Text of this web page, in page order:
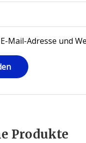
Mail-Adresse und
Produkte